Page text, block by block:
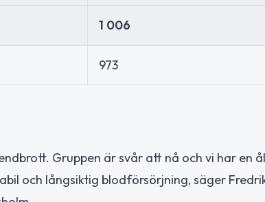
1 006
973
Gruppen är svår att nå och vi har en
och långsiktig blodförsörjning, säger